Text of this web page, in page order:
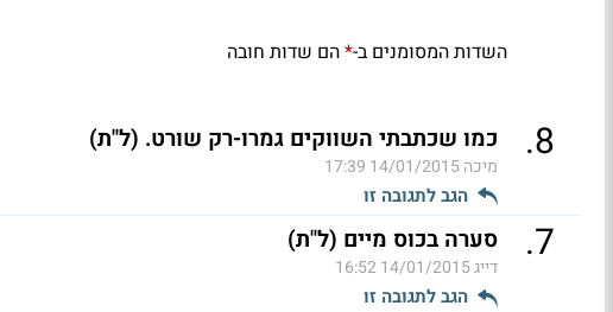
השדות המסומנים ב-*הם שדות חובה
8
. כמו שכתבתי השווקים גמרו-רק שורט. (ל"ת)
מיכה14/01/2015 17:39
הגב לתגובה זו
7
. סערה בכוס מיים (ל"ת)
דייג14/01/2015 16:52
הגב לתגובה זו